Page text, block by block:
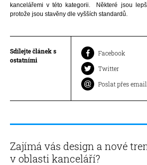
kancelářemi v této kategorii. Některé jsou
protože jsou stavěny dle vyšších standardů.
Sdílejte článek s
ostatními
Facebook
Twitter
Poslat přes email
Zajímá vás design a nové
v oblasti kanceláří?